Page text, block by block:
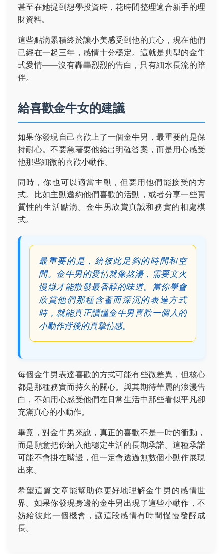
甚至在她提到想學投資時，花時間整理適合新手的理
財資料。
這些點滴累積終於讓小美感受到他的真心，現在他們
已經在一起三年，感情十分穩定。這就是典型的金牛
式愛情——沒有轟轟烈烈的告白，只有細水長流的陪
伴。
給喜歡金牛女的建議
如果你發現自己喜歡上了一個金牛男，最重要的是保
持耐心。不要急著要他給出明確答案，而是用心感受
他那些細微的喜歡小動作。
同時，你也可以適當主動，但要用他們能接受的方
式。比如主動邀約他們喜歡的活動，或者分享一些實
質性的生活點滴。金牛男欣賞真誠和務實的相處模
式。
最重要的是，給彼此足夠的時間和空
間。金牛男的愛情就像熬湯，需要文火
慢燉才能散發最香醇的味道。當你學會
欣賞他們那種含蓄而深沉的表達方式
時，就能真正讀懂金牛男喜歡一個人的
小動作背後的真摯情感。
每個金牛男表達喜歡的方式可能有些微差異，但核心
都是那種務實而持久的關心。與其期待華麗的浪漫告
白，不如用心感受他們在日常生活中那些看似平凡卻
充滿真心的小動作。
畢竟，對金牛男來說，真正的喜歡不是一時的衝動，
而是願意把你納入他穩定生活的長期承諾。這種承諾
可能不會掛在嘴邊，但一定會透過無數個小動作展現
出來。
希望這篇文章能幫助你更好地理解金牛男的感情世
界。如果你發現身邊的金牛男出現了這些小動作，不
妨給彼此一個機會，讓這段感情有時間慢慢發酵成
長。